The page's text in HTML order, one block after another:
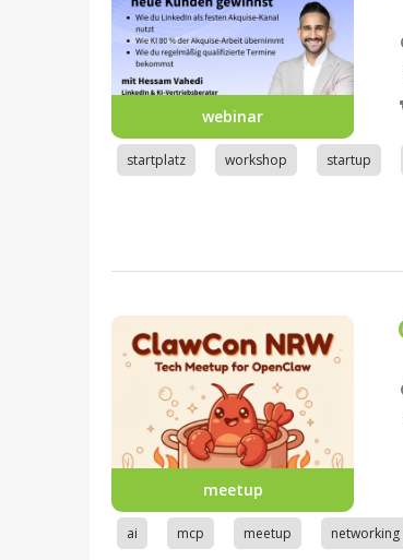
webinar
startplatz workshop startup
meetup
ai mcp meetup networking